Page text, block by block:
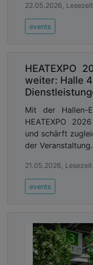
22.05.2026,
events
HEATEXPO
weiter: Halle
Mit der Hallen-
HEATEXPO
und schärft
der
21.05.2026,
events